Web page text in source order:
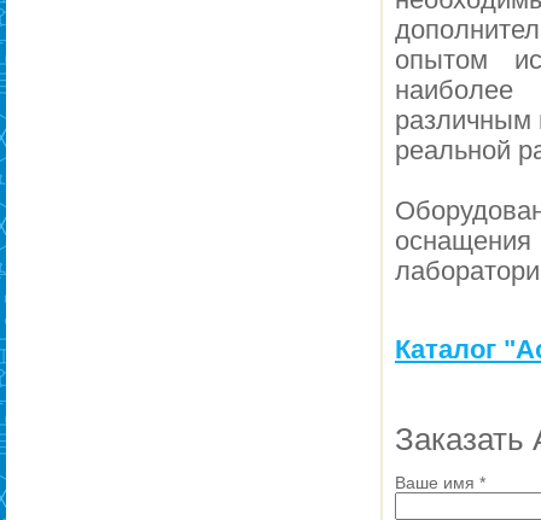
опытом
наиболее
различным
реальной
Каталог
Ваше имя *